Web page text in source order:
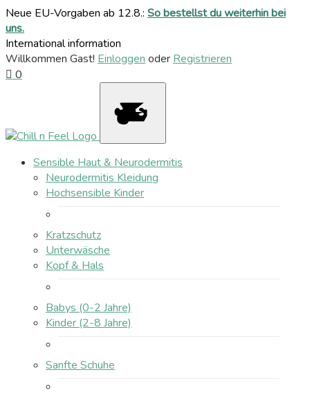
Neue EU-Vorgaben ab 12.8.: So bestellst du weiterhin bei
uns.
International information
Willkommen Gast! Einloggen oder Registrieren
0
Sensible Haut & Neurodermitis
Neurodermitis Kleidung
Hochsensible Kinder
Kratzschutz
Unterwäsche
Kopf & Hals
Babys (0-2 Jahre)
Kinder (2-8 Jahre)
Sanfte Schuhe